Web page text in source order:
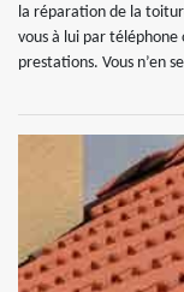
la réparation de la
vous à lui par téléphone
prestations. Vous n’en